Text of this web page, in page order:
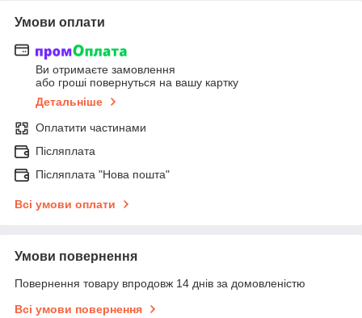
Умови оплати
Ви отримаєте замовлення
або гроші повернуться на вашу картку
Детальніше
Оплатити частинами
Післяплата
Післяплата "Нова пошта"
Всі умови оплати
Умови повернення
Повернення товару впродовж 14 днів за домовленістю
Всі умови повернення